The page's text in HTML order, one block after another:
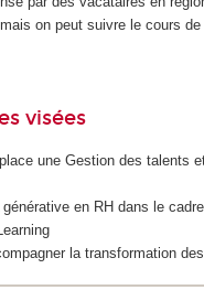
on peut suivre le cours de
visées
une Gestion des talents
en RH dans le
la transformation